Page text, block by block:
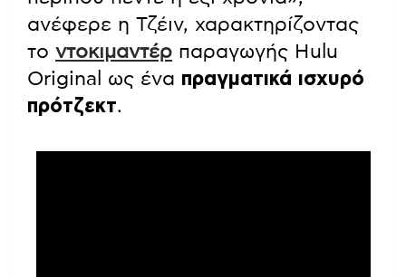
ανέφερε η Τζέιν, χαρακτηρίζοντας
το ντοκιμαντέρ παραγωγής Hulu
Original ως ένα πραγματικά ισχυρό
πρότζεκτ.